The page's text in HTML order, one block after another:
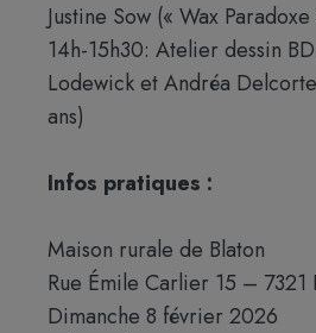
Justine Sow (« Wax Paradoxe
14h-15h30: Atelier dessin
Lodewick et Andréa
ans)
Infos pratiques :
Maison rurale de Blaton
Rue Émile Carlier 15 – 7321
Dimanche 8 février 2026